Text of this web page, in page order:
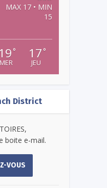
MAX 17 • MIN
15
19 °
MER
17 °
JEU
District
boite e-mail.
VOUS